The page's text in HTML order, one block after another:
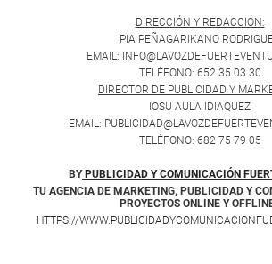
DIRECCIÓN Y REDACCIÓN:
PIA PEÑAGARIKANO
EMAIL:
TELÉFONO: 652 35 03 30
DIRECTOR DE PUBLICIDAD Y
IOSU AULA IDIAQUEZ
EMAIL:
TELÉFONO: 682 75 79 05
BY PUBLICIDAD Y COMUNICACIÓN
TU AGENCIA DE MARKETING, PUBLICIDAD Y
PROYECTOS ONLINE Y
HTTPS://